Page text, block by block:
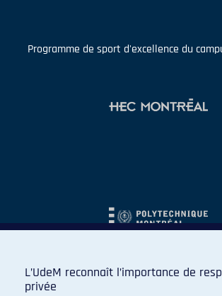
Programme de sport d'excellence du
L’UdeM reconnaît l’importance de
privée